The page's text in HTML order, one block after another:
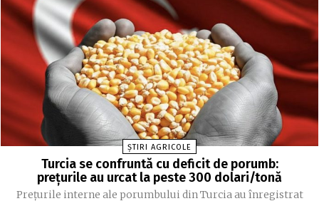
ȘTIRI AGRICOLE
Turcia se confruntă cu deficit de porumb:
prețurile au urcat la peste 300 dolari/tonă
Prețurile interne ale porumbului din Turcia au înregistrat